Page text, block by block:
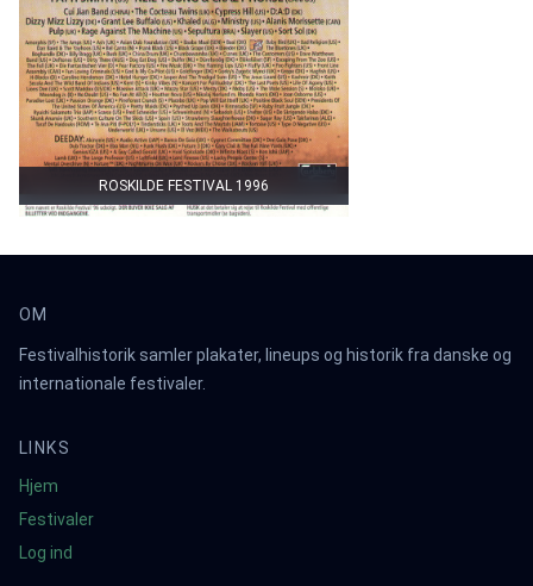
ROSKILDE FESTIVAL 1996
OM
Festivalhistorik samler plakater, lineups og historik fra danske og
internationale festivaler.
LINKS
Hjem
Festivaler
Log ind